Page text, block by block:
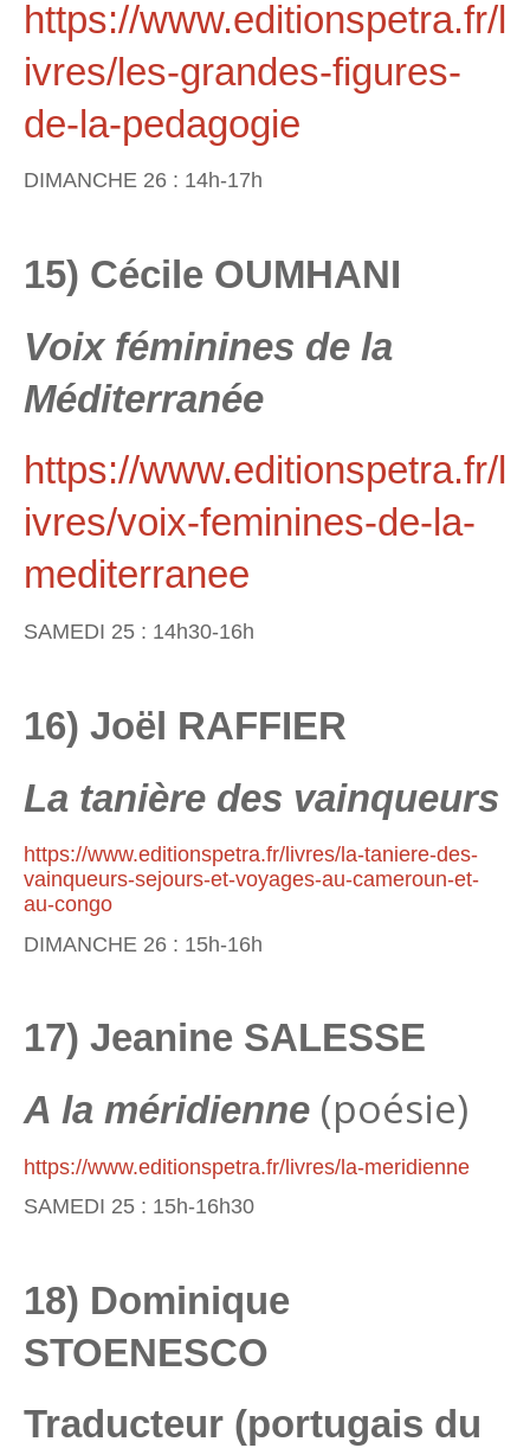
https://www.editionspetra.fr/l
ivres/les-grandes-figures-
de-la-pedagogie
DIMANCHE 26 : 14h-17h
15) Cécile OUMHANI
Voix féminines de la
Méditerranée
https://www.editionspetra.fr/l
ivres/voix-feminines-de-la-
mediterranee
SAMEDI 25 : 14h30-16h
16) Joël RAFFIER
La tanière des vainqueurs
https://www.editionspetra.fr/livres/la-taniere-des-
vainqueurs-sejours-et-voyages-au-cameroun-et-
au-congo
DIMANCHE 26 : 15h-16h
17) Jeanine SALESSE
A la méridienne (poésie)
https://www.editionspetra.fr/livres/la-meridienne
SAMEDI 25 : 15h-16h30
18) Dominique
STOENESCO
Traducteur (portugais du